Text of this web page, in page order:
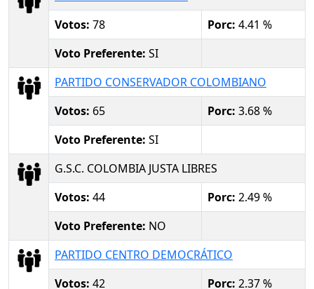
Votos: 78 Porc: 4.41 %
Voto Preferente: SI
PARTIDO CONSERVADOR COLOMBIANO
Votos: 65 Porc: 3.68 %
Voto Preferente: SI
G.S.C. COLOMBIA JUSTA LIBRES
Votos: 44 Porc: 2.49 %
Voto Preferente: NO
PARTIDO CENTRO DEMOCRÁTICO
Votos: 42 Porc: 2.37 %